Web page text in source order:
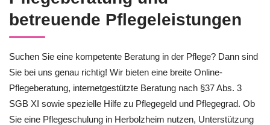
betreuende Pflegeleistungen
Suchen Sie eine kompetente Beratung in der Pflege? Dann sind
Sie bei uns genau richtig! Wir bieten eine breite Online-
Pflegeberatung, internetgestützte Beratung nach §37 Abs. 3
SGB XI sowie spezielle Hilfe zu Pflegegeld und Pflegegrad. Ob
Sie eine Pflegeschulung in Herbolzheim nutzen, Unterstützung